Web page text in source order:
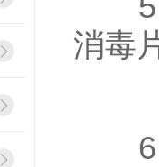
消毒
6、